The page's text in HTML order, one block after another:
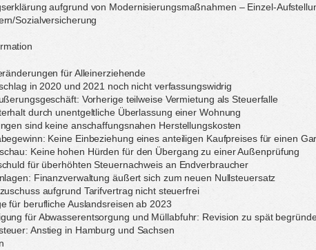
aufgrund von Modernisierungsmaßnahmen – Einzel-
Sozialversicherung
für Alleinerziehende
in 2020 und 2021 noch nicht verfassungswidrig
Vorherige teilweise Vermietung als Steuerfalle
durch unentgeltliche Überlassung einer Wohnung
sind keine anschaffungsnahen Herstellungskosten
Keine Einbeziehung eines anteiligen Kaufpreises für einen
Keine hohen Hürden für den Übergang zu einer Außenprüfung
für überhöhten Steuernachweis an Endverbraucher
Finanzverwaltung äußert sich zum neuen Nullsteuersatz
aufgrund Tarifvertrag nicht steuerfrei
für berufliche Auslandsreisen ab 2023
für Abwasserentsorgung und Müllabfuhr: Revision zu spät
Anstieg in Hamburg und Sachsen